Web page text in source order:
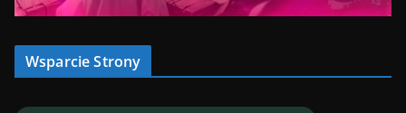
Wsparcie Strony